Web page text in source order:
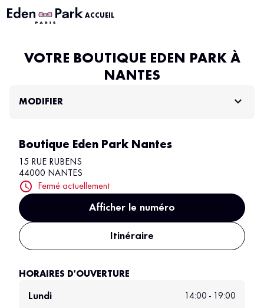
ACCUEIL
VOTRE BOUTIQUE EDEN PARK À
NANTES
MODIFIER
Boutique Eden Park Nantes
15 RUE RUBENS
44000 NANTES
Fermé actuellement
Afficher le numéro
Itinéraire
HORAIRES D'OUVERTURE
Lundi 14:00 - 19:00